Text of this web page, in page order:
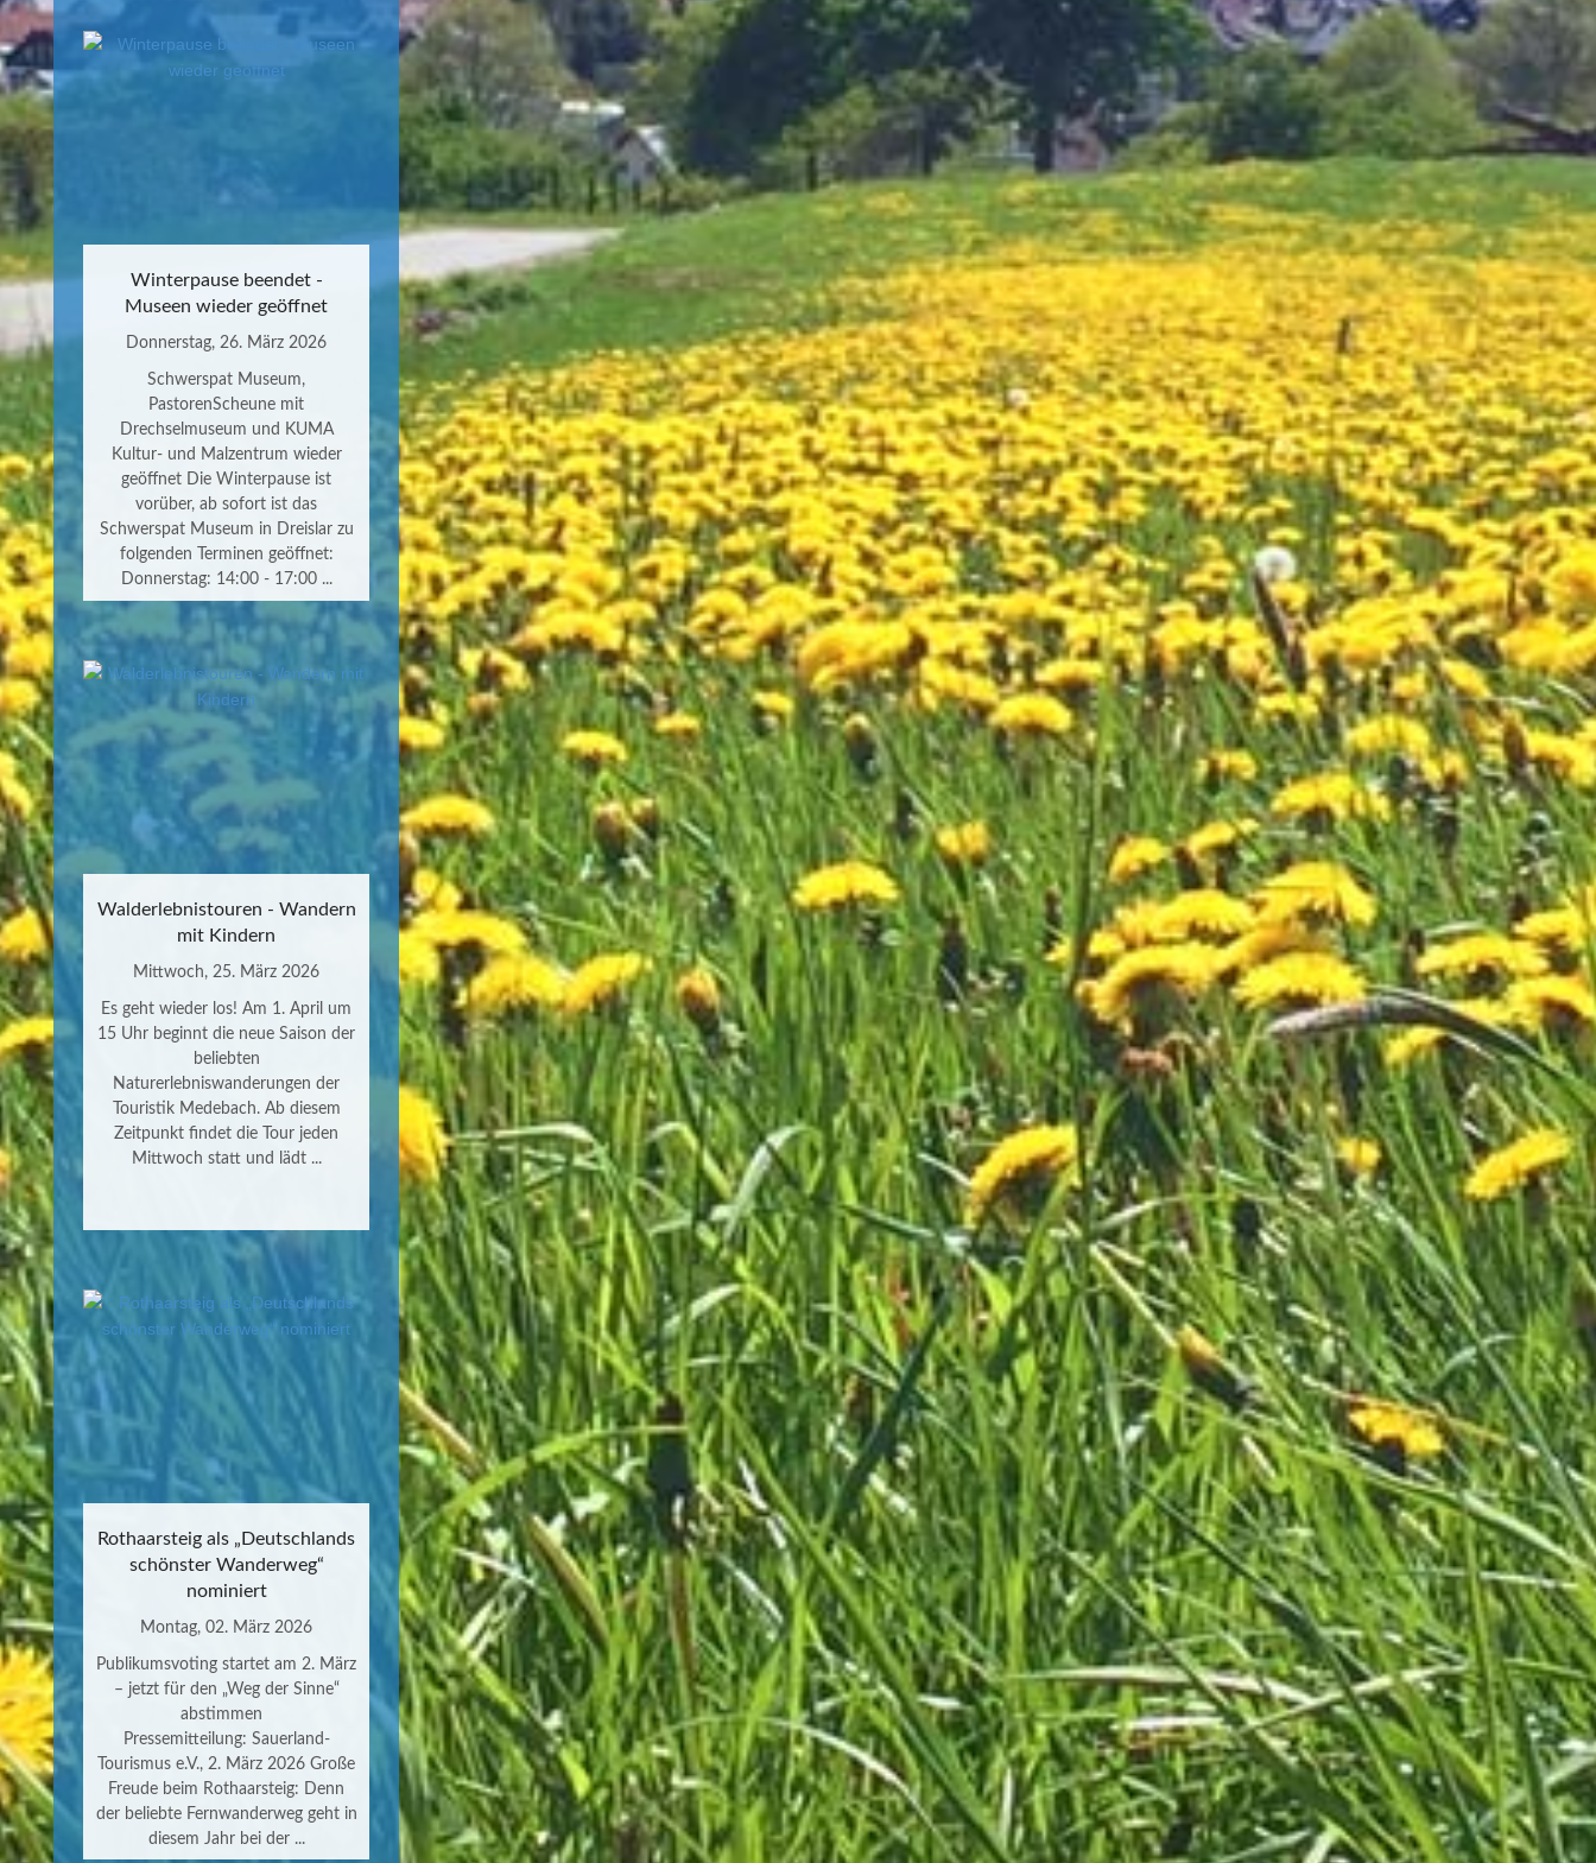
Winterpause beendet -
Museen wieder geöffnet
Donnerstag, 26. März 2026
Schwerspat Museum,
PastorenScheune mit
Drechselmuseum und KUMA
Kultur- und Malzentrum wieder
geöffnet Die Winterpause ist
vorüber, ab sofort ist das
Schwerspat Museum in Dreislar zu
folgenden Terminen geöffnet:
Donnerstag: 14:00 - 17:00 ...
Walderlebnistouren - Wandern
mit Kindern
Mittwoch, 25. März 2026
Es geht wieder los! Am 1. April um
15 Uhr beginnt die neue Saison der
beliebten
Naturerlebniswanderungen der
Touristik Medebach. Ab diesem
Zeitpunkt findet die Tour jeden
Mittwoch statt und lädt ...
Rothaarsteig als „Deutschlands
schönster Wanderweg“
nominiert
Montag, 02. März 2026
Publikumsvoting startet am 2. März
– jetzt für den „Weg der Sinne“
abstimmen
Pressemitteilung: Sauerland-
Tourismus e.V., 2. März 2026 Große
Freude beim Rothaarsteig: Denn
der beliebte Fernwanderweg geht in
diesem Jahr bei der ...